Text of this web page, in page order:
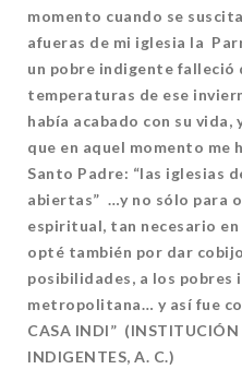
momento cuando se
afueras de mi iglesia la
un pobre indigente falleció
temperaturas de ese
había acabado con su
que en aquel momento me
Santo Padre: “las iglesias
abiertas” …y no sólo para
espiritual, tan necesario
opté también por dar
posibilidades, a los pobres
metropolitana… y así fue
CASA INDI” (INSTITUCIÓN
INDIGENTES, A. C.)